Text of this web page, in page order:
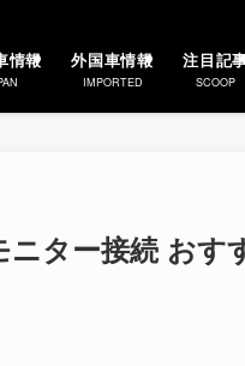
情報 外国車情報
IMPORTED
注目記
SCOOP
ター接続 おす